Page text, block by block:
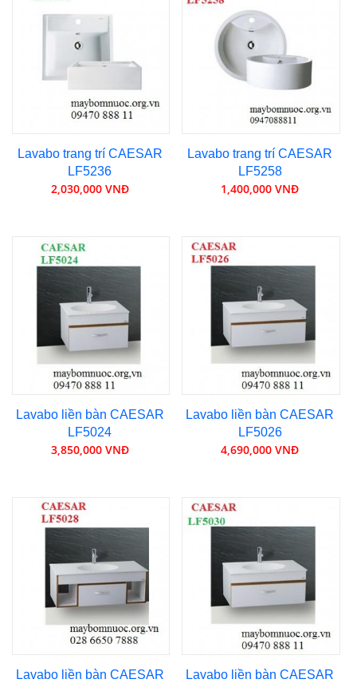
Lavabo trang trí CAESAR
LF5236
2,030,000 VNĐ
Lavabo trang trí CAESAR
LF5258
1,400,000 VNĐ
Lavabo liền bàn CAESAR
LF5024
3,850,000 VNĐ
Lavabo liền bàn CAESAR
LF5026
4,690,000 VNĐ
Lavabo liền bàn CAESAR
Lavabo liền bàn CAESAR